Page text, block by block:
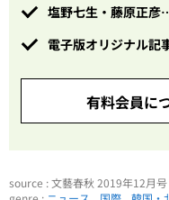
塩野七生・藤原正彦
電子版オリジナル記
有料会員に
source : 文藝春秋 2019年12月号